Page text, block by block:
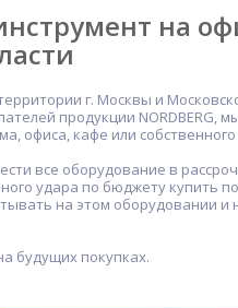
на
г. Москвы и
продукции NORDBERG,
офиса, кафе или собственного
все оборудование в
удара по бюджету купить
на этом оборудовании и
будущих покупках.